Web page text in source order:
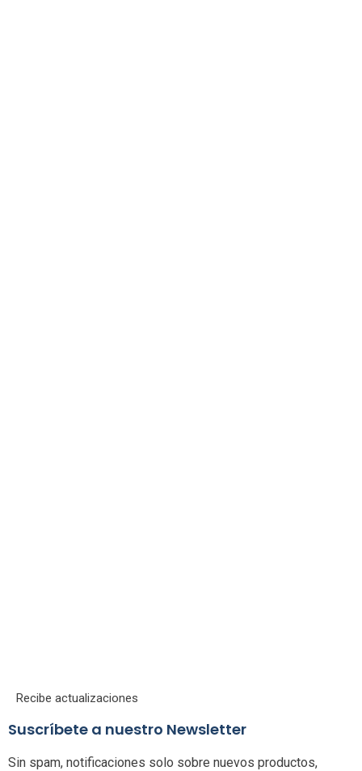
Recibe actualizaciones
Suscríbete a nuestro Newsletter
Sin spam, notificaciones solo sobre nuevos productos,